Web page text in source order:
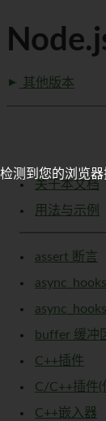
其他版本
关于本文档
用法与示例
assert 断言
buffer 缓冲
C++插件
C/C++插件(
C++嵌入器
检测到您的浏览